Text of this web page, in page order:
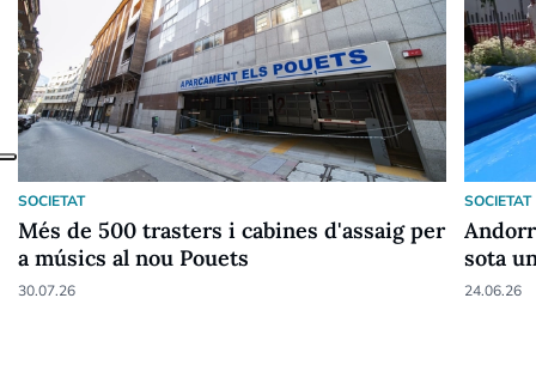
SOCIETAT
Més de 500 trasters i cabines d'assaig per
a músics al nou Pouets
30.07.26
SOCIETAT
sota
24.06.26